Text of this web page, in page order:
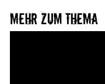
Mehr zum Thema​